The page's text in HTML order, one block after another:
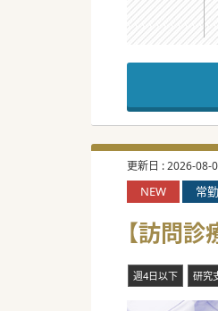
更新日 :2026-08-
NEW 常勤
【訪問
週4日以下 研究